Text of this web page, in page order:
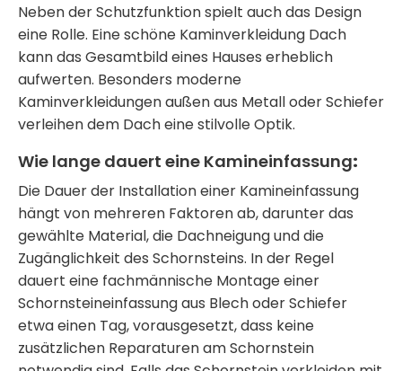
Neben der Schutzfunktion spielt auch das Design
eine Rolle. Eine schöne Kaminverkleidung Dach
kann das Gesamtbild eines Hauses erheblich
aufwerten. Besonders moderne
Kaminverkleidungen außenaus Metall oder Schiefer
verleihen dem Dach eine stilvolle Optik.
Wie lange dauert eine Kamineinfassung:
Die Dauer der Installation einer Kamineinfassung
hängt von mehreren Faktoren ab, darunter das
gewählte Material, die Dachneigung und die
Zugänglichkeit des Schornsteins. In der Regel
dauert eine fachmännische Montage einer
Schornsteineinfassungaus Blech oder Schiefer
etwa einen Tag, vorausgesetzt, dass keine
zusätzlichen Reparaturen am Schornstein